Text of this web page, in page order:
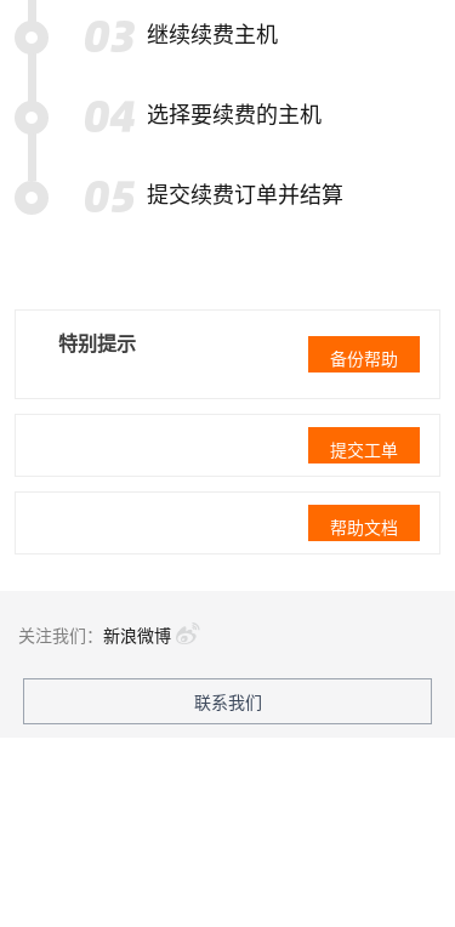
继续续费主机
选择要续费的主机
提交续费订单并结算
特别提示
备份帮助
提交工单
帮助文档